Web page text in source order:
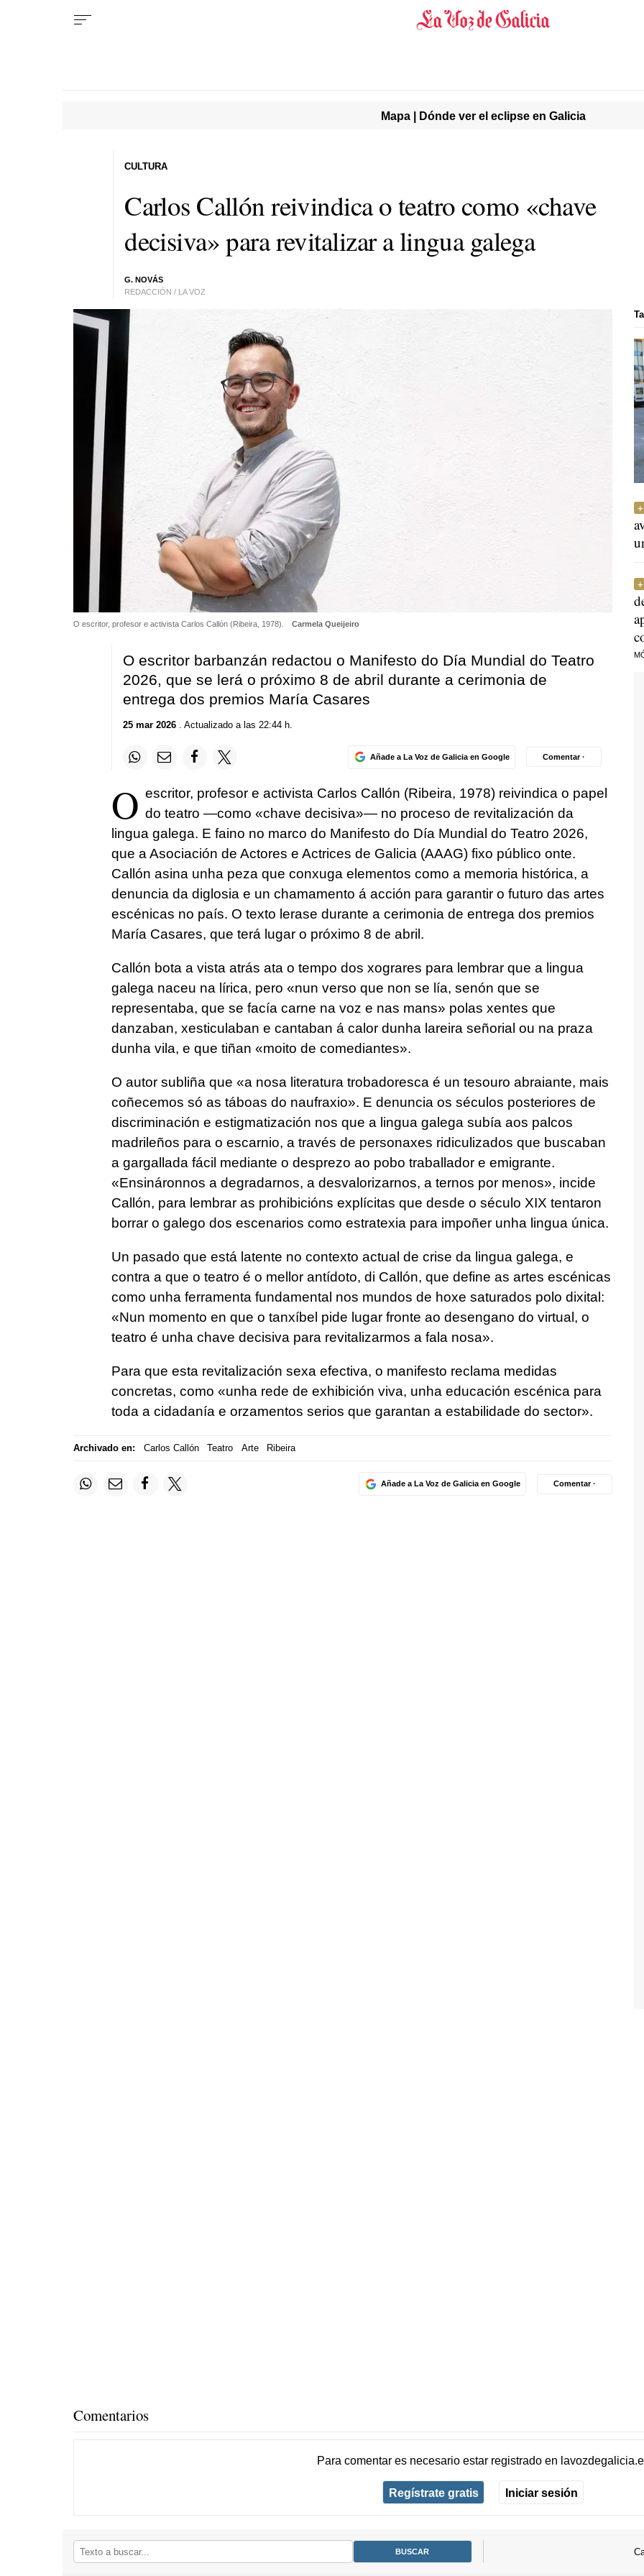
Mapa | Dónde ver el eclipse en Galicia
Carlos Callón reivindica o teatro como «chave
decisiva» para revitalizar a lingua galega
G. NOVÁS
REDACCIÓN / LA VOZ
CULTURA
O escritor, profesor e activista Carlos Callón (Ribeira, 1978). Carmela Queijeiro
O escritor barbanzán redactou o Manifesto do Día Mundial do Teatro
2026, que se lerá o próximo 8 de abril durante a cerimonia de
entrega dos premios María Casares
25 mar 2026. Actualizado a las 22:44 h.
Añade a La Voz de Galicia en Google Comentar ·
O escritor, profesor e activista Carlos Callón (Ribeira, 1978) reivindica o papel
do teatro —como «chave decisiva»— no proceso de revitalización da
lingua galega. E faino no marco do Manifesto do Día Mundial do Teatro 2026,
que a Asociación de Actores e Actrices de Galicia (AAAG) fixo público onte.
Callón asina unha peza que conxuga elementos como a memoria histórica, a
denuncia da diglosia e un chamamento á acción para garantir o futuro das artes
escénicas no país. O texto lerase durante a cerimonia de entrega dos premios
María Casares, que terá lugar o próximo 8 de abril.
Callón bota a vista atrás ata o tempo dos xograres para lembrar que a lingua
galega naceu na lírica, pero «nun verso que non se lía, senón que se
representaba, que se facía carne na voz e nas mans» polas xentes que
danzaban, xesticulaban e cantaban á calor dunha lareira señorial ou na praza
dunha vila, e que tiñan «moito de comediantes».
O autor subliña que «a nosa literatura trobadoresca é un tesouro abraiante, mais
coñecemos só as táboas do naufraxio». E denuncia os séculos posteriores de
discriminación e estigmatización nos que a lingua galega subía aos palcos
madrileños para o escarnio, a través de personaxes ridiculizados que buscaban
a gargallada fácil mediante o desprezo ao pobo traballador e emigrante.
«Ensináronnos a degradarnos, a desvalorizarnos, a ternos por menos», incide
Callón, para lembrar as prohibicións explícitas que desde o século XIX tentaron
borrar o galego dos escenarios como estratexia para impoñer unha lingua única.
Un pasado que está latente no contexto actual de crise da lingua galega, e
contra a que o teatro é o mellor antídoto, di Callón, que define as artes escénicas
como unha ferramenta fundamental nos mundos de hoxe saturados polo dixital:
«Nun momento en que o tanxíbel pide lugar fronte ao desengano do virtual, o
teatro é unha chave decisiva para revitalizarmos a fala nosa».
Para que esta revitalización sexa efectiva, o manifesto reclama medidas
concretas, como «unha rede de exhibición viva, unha educación escénica para
toda a cidadanía e orzamentos serios que garantan a estabilidade do sector».
Archivado en: Carlos Callón Teatro Arte Ribeira
Añade a La Voz de Galicia en Google Comentar ·
Comentarios
Para comentar es necesario estar registradoen
Regístrate gratis Iniciar sesión